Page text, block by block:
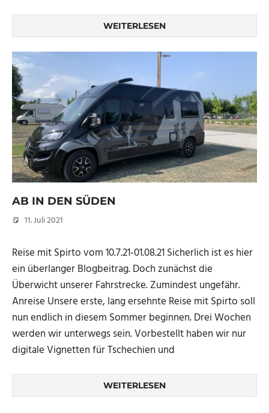
WEITERLESEN
AB IN DEN SÜDEN
11. Juli 2021
Reise mit Spirto vom 10.7.21-01.08.21 Sicherlich ist es hier
ein überlanger Blogbeitrag. Doch zunächst die
Überwicht unserer Fahrstrecke. Zumindest ungefähr.
Anreise Unsere erste, lang ersehnte Reise mit Spirto soll
nun endlich in diesem Sommer beginnen. Drei Wochen
werden wir unterwegs sein. Vorbestellt haben wir nur
digitale Vignetten für Tschechien und
WEITERLESEN